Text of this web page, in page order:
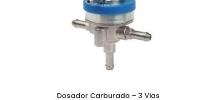
Dosador Carburado – 3 Vias